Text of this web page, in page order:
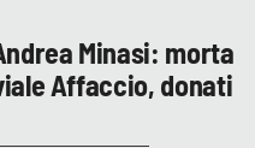
Minasi: morta
Affaccio, donati